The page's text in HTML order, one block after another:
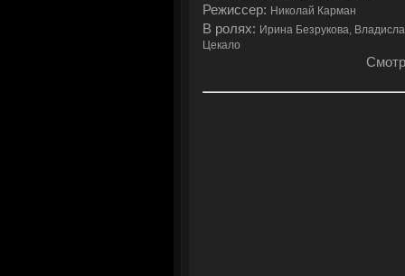
Режиссер: Николай Карман
В ролях: Ирина Безрукова,
Цекало